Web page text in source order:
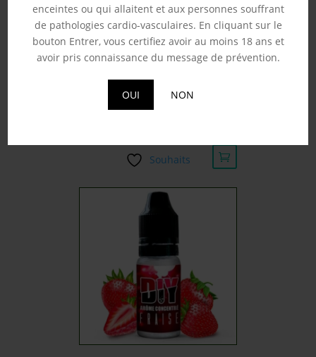
enceintes ou qui allaitent et aux personnes souffrant
de pathologies cardio-vasculaires. En cliquant sur le
bouton Entrer, vous certifiez avoir au moins 18 ans et
avoir pris connaissance du message de prévention.
OUI NON
CLOVIS – ARÔME 814
Souhaits